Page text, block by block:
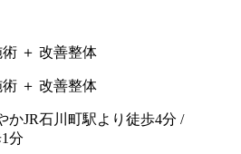
JR石川町駅より 徒歩4分 /
分